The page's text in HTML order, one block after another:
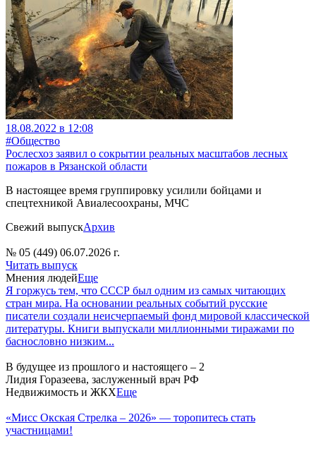
18.08.2022 в 12:08
#Общество
Рослесхоз заявил о сокрытии реальных масштабов лесных
пожаров в Рязанской области
В настоящее время группировку усилили бойцами и
спецтехникой Авиалесоохраны, МЧС
Свежий выпускАрхив
№ 05 (449) 06.07.2026 г.
Читать выпуск
Мнения людейЕще
Я горжусь тем, что СССР был одним из самых читающих
стран мира. На основании реальных событий русские
писатели создали неисчерпаемый фонд мировой классической
литературы. Книги выпускали миллионными тиражами по
баснословно низким...
В будущее из прошлого и настоящего – 2
Лидия Горазеева, заслуженный врач РФ
Недвижимость и ЖКХЕще
«Мисс Окская Стрелка – 2026» — торопитесь стать
участницами!